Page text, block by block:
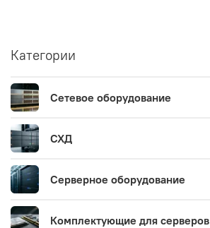
Категории
Сетевое оборудование
СХД
Серверное оборудование
Комплектующие для серверов